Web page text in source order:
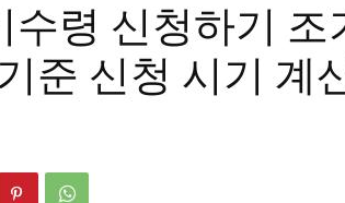
수령 신청하기 조
준 신청 시기 계